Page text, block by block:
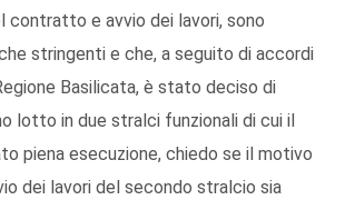
e avvio dei lavori, sono
stringenti e che, a seguito di accordi
Basilicata, è stato deciso di
lotto in due stralci funzionali di cui il
piena esecuzione, chiedo se il motivo
dei lavori del secondo stralcio sia